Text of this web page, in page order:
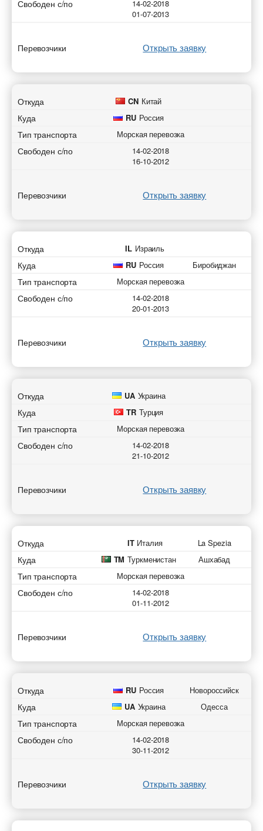
Свободен с/по
14-02-2018
01-07-2013
Перевозчики Открыть заявку
Откуда CN Китай
Куда RU Россия
Тип транспорта Морская перевозка
Свободен с/по
14-02-2018
16-10-2012
Перевозчики Открыть заявку
Откуда IL Израиль
Куда RU Россия Биробиджан
Тип транспорта Морская перевозка
Свободен с/по
14-02-2018
20-01-2013
Перевозчики Открыть заявку
Откуда UA Украина
Куда TR Турция
Тип транспорта Морская перевозка
Свободен с/по
14-02-2018
21-10-2012
Перевозчики Открыть заявку
Откуда IT Италия La Spezia
Куда TM Туркменистан Ашхабад
Тип транспорта Морская перевозка
Свободен с/по
14-02-2018
01-11-2012
Перевозчики Открыть заявку
Откуда RU Россия Новороссийск
Куда UA Украина Одесса
Тип транспорта Морская перевозка
Свободен с/по
14-02-2018
30-11-2012
Перевозчики Открыть заявку